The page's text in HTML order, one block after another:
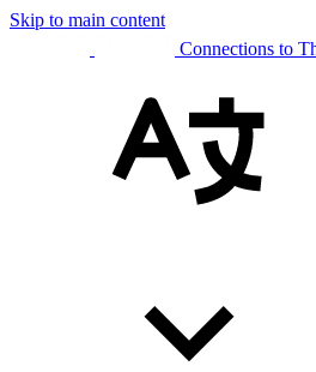
Skip to main content
Connections to